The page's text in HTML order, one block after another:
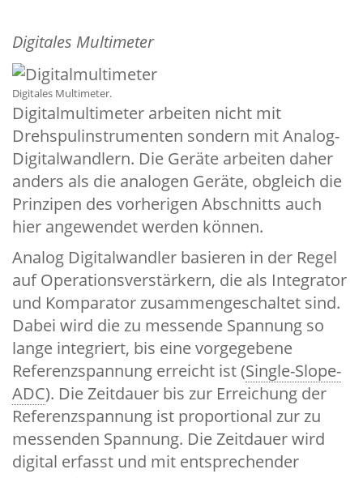
Digitales Multimeter
Digitales Multimeter.
Digitalmultimeter arbeiten nicht mit
Drehspulinstrumenten sondern mit Analog-
Digitalwandlern. Die Geräte arbeiten daher
anders als die analogen Geräte, obgleich die
Prinzipen des vorherigen Abschnitts auch
hier angewendet werden können.
Analog Digitalwandler basieren in der Regel
auf Operationsverstärkern, die als Integrator
und Komparator zusammengeschaltet sind.
Dabei wird die zu messende Spannung so
lange integriert, bis eine vorgegebene
Referenzspannung erreicht ist (Single-Slope-
ADC). Die Zeitdauer bis zur Erreichung der
Referenzspannung ist proportional zur zu
messenden Spannung. Die Zeitdauer wird
digital erfasst und mit entsprechender